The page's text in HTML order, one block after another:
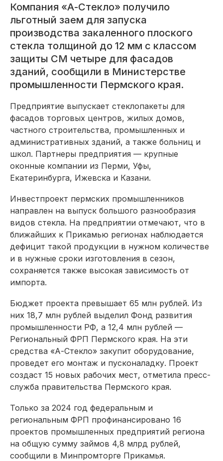
Компания «А-Стекло» получило
льготный заем для запуска
производства закаленного плоского
стекла толщиной до 12 мм с классом
защиты СМ четыре для фасадов
зданий, сообщили в Министерстве
промышленности Пермского края.
Предприятие выпускает стеклопакеты для
фасадов торговых центров, жилых домов,
частного строительства, промышленных и
административных зданий, а также больниц и
школ. Партнеры предприятия — крупные
оконные компании из Перми, Уфы,
Екатеринбурга, Ижевска и Казани.
Инвестпроект пермских промышленников
направлен на выпуск большого разнообразия
видов стекла. На предприятии отмечают, что в
ближайших к Прикамью регионах наблюдается
дефицит такой продукции в нужном количестве
и в нужные сроки изготовления в сезон,
сохраняется также высокая зависимость от
импорта.
Бюджет проекта превышает 65 млн рублей. Из
них 18,7 млн рублей выделил Фонд развития
промышленности РФ, а 12,4 млн рублей —
Региональный ФРП Пермского края. На эти
средства «А-Стекло» закупит оборудование,
проведет его монтаж и пусконаладку. Проект
создаст 15 новых рабочих мест, отметила пресс-
служба правительства Пермского края.
Только за 2024 год федеральным и
региональным ФРП профинансировано 16
проектов промышленных предприятий региона
на общую сумму займов 4,8 млрд рублей,
сообщили в Минпромторге Прикамья.